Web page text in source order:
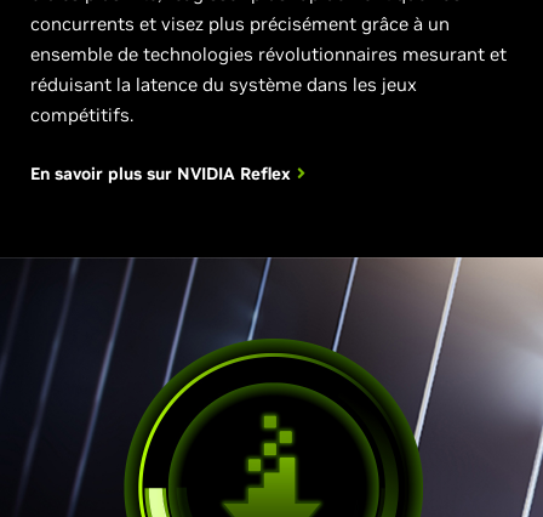
concurrents et visez plus précisément grâce à un
ensemble de technologies révolutionnaires mesurant et
réduisant la latence du système dans les jeux
compétitifs.
En savoir plus sur NVIDIA Reflex